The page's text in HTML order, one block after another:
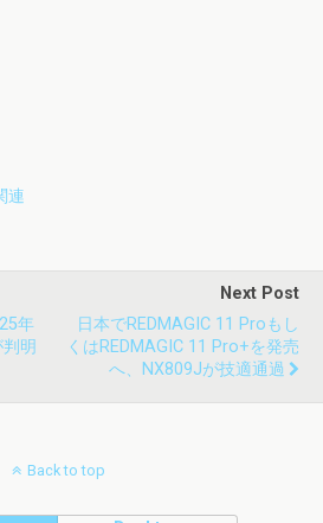
連
年
明
Next Post
日本でREDMAGIC 11 Proもし
くはREDMAGIC 11 Pro+を発売
へ、NX809Jが技適通過
Back to top